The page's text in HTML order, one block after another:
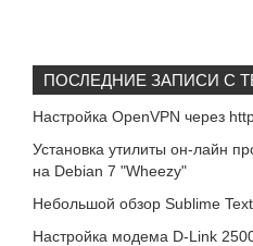
ПОСЛЕДНИЕ ЗАПИСИ С
Настройка OpenVPN через
Установка утилиты он-лайн
на Debian 7 "Wheezy"
Небольшой обзор Sublime
Настройка модема D-Link